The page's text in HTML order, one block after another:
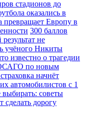
стадионов до
оказались в
превращает Европу в
300 баллов
не
учёного Никиты
известно о трагедии
по новым
начнёт
автомобилистов с 1
выбирать: советы
дорогу